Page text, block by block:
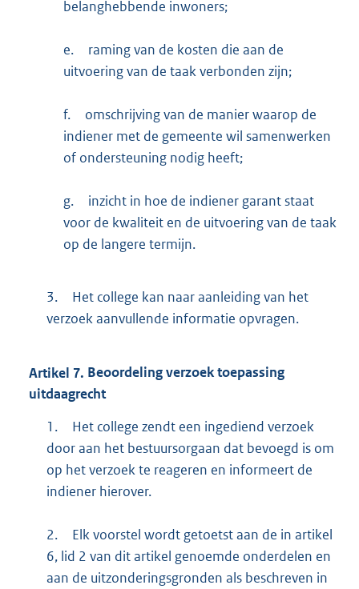
belanghebbende inwoners;
e.
raming van de kosten die aan de
uitvoering van de taak verbonden zijn;
f.
omschrijving van de manier waarop de
indiener met de gemeente wil samenwerken
of ondersteuning nodig heeft;
g.
inzicht in hoe de indiener garant staat
voor de kwaliteit en de uitvoering van de taak
op de langere termijn.
3.
Het college kan naar aanleiding van het
verzoek aanvullende informatie opvragen.
Artikel 7. Beoordeling verzoek toepassing
uitdaagrecht
1.
Het college zendt een ingediend verzoek
door aan het bestuursorgaan dat bevoegd is om
op het verzoek te reageren en informeert de
indiener hierover.
2.
Elk voorstel wordt getoetst aan de in artikel
6, lid 2 van dit artikel genoemde onderdelen en
aan de uitzonderingsgronden als beschreven in